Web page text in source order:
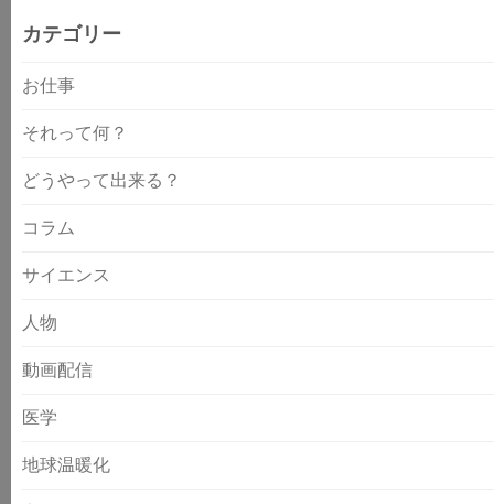
カテゴリー
お仕事
それって何？
どうやって出来る？
コラム
サイエンス
人物
動画配信
医学
地球温暖化